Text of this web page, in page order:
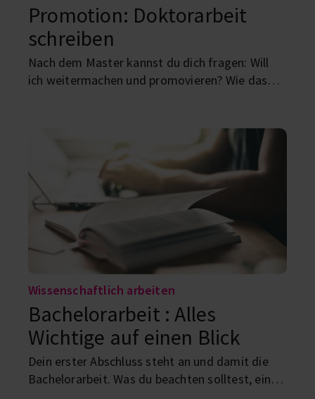
Promotion: Doktorarbeit
schreiben
Nach dem Master kannst du dich fragen: Will
ich weitermachen und promovieren? Wie das
Wissenschaftlich arbeiten
Bachelorarbeit : Alles
Wichtige auf einen Blick
Dein erster Abschluss steht an und damit die
Bachelorarbeit. Was du beachten solltest, eine